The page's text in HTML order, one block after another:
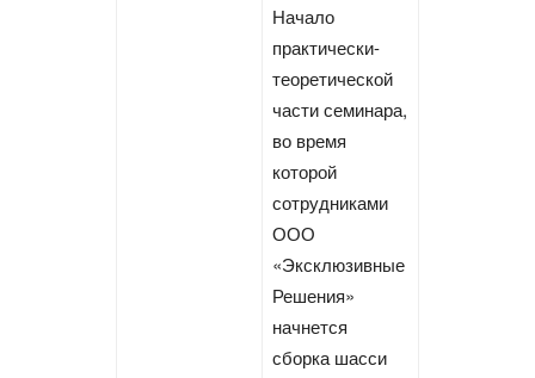
Начало
практически-
теоретической
части семинара,
во время
которой
сотрудниками
ООО
«Эксклюзивные
Решения»
начнется
сборка шасси